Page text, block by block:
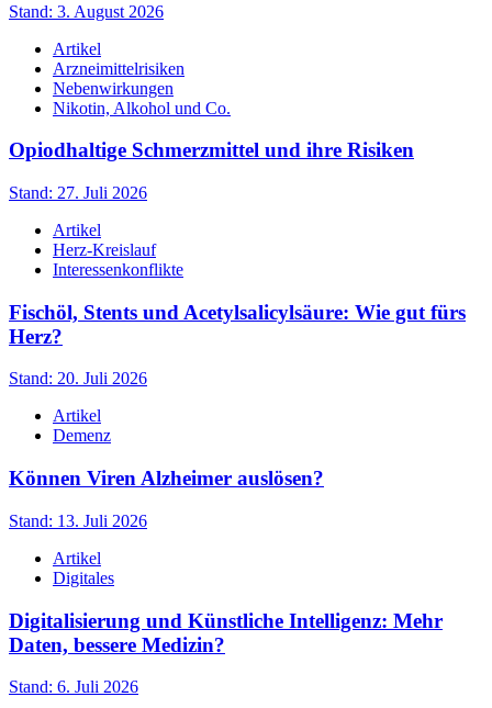
Stand: 3. August 2026
Artikel
Arzneimittelrisiken
Nebenwirkungen
Nikotin, Alkohol und Co.
Opiodhaltige Schmerzmittel und ihre Risiken
Stand: 27. Juli 2026
Artikel
Herz-Kreislauf
Interessenkonflikte
Fischöl, Stents und Acetylsalicylsäure: Wie gut fürs
Herz?
Stand: 20. Juli 2026
Artikel
Demenz
Können Viren Alzheimer auslösen?
Stand: 13. Juli 2026
Artikel
Digitales
Digitalisierung und Künstliche Intelligenz: Mehr
Daten, bessere Medizin?
Stand: 6. Juli 2026